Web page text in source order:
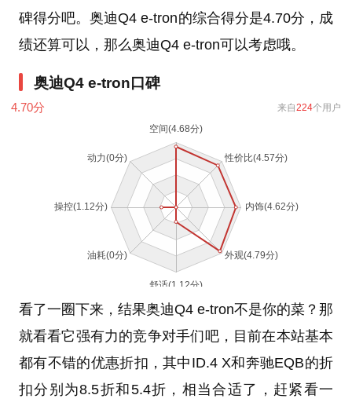
碑得分吧。奥迪Q4 e-tron的综合得分是4.70分，成
绩还算可以，那么奥迪Q4 e-tron可以考虑哦。
奥迪Q4 e-tron口碑
4.70分 来自224个用户
看了一圈下来，结果奥迪Q4 e-tron不是你的菜？那
就看看它强有力的竞争对手们吧，目前在本站基本
都有不错的优惠折扣，其中ID.4 X和奔驰EQB的折
扣分别为8.5折和5.4折，相当合适了，赶紧看一